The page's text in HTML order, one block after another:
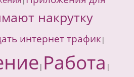
накрутку
интернет трафик|
| Работа |